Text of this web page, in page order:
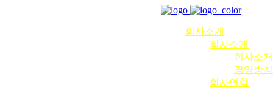
회사소개
회사소개
회사소개
경영방침
회사연혁